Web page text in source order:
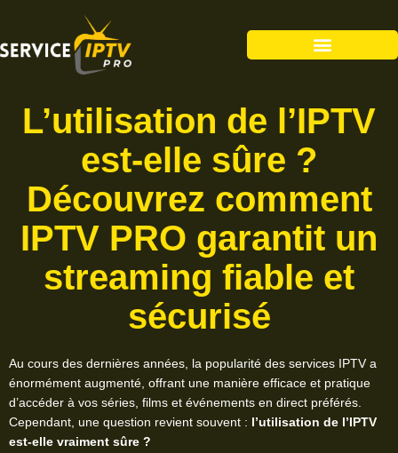
L’utilisation de l’IPTV
est-elle sûre ?
Découvrez comment
IPTV PRO garantit un
streaming fiable et
sécurisé
Au cours des dernières années, la popularité des services IPTV a
énormément augmenté, offrant une manière efficace et pratique
d’accéder à vos séries, films et événements en direct préférés.
Cependant, une question revient souvent : l’utilisation de l’IPTV
est-elle vraiment sûre ?